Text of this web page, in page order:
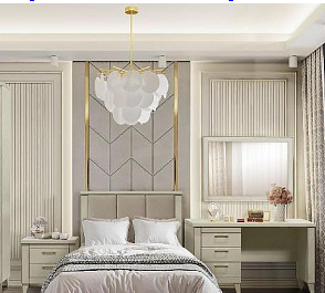
на шкаф
в шкаф для одежды
для одежды и белья
дверные для одежды и белья
дверные для одежды и белья
дверные для одежды и белья
дверные для одежды и белья
дверные для одежды и белья
для одежды и белья
для одежды и белья